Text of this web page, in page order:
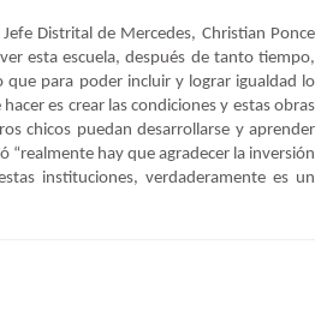
Distrital de Mercedes, Christian Ponce
esta escuela, después de tanto tiempo,
que para poder incluir y lograr igualdad lo
es crear las condiciones y estas obras
chicos puedan desarrollarse y aprender
“realmente hay que agradecer la inversión
instituciones, verdaderamente es un